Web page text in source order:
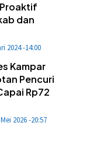
dan
2024 -14:00
Kampar
Pencuri
Rp72
2026 -20:57